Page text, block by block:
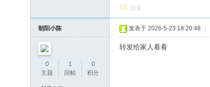
回复
朝阳小陈
0
主题
1
回帖
0
积分
发表于 2026-5-23 18:20:48
转发给家人看看